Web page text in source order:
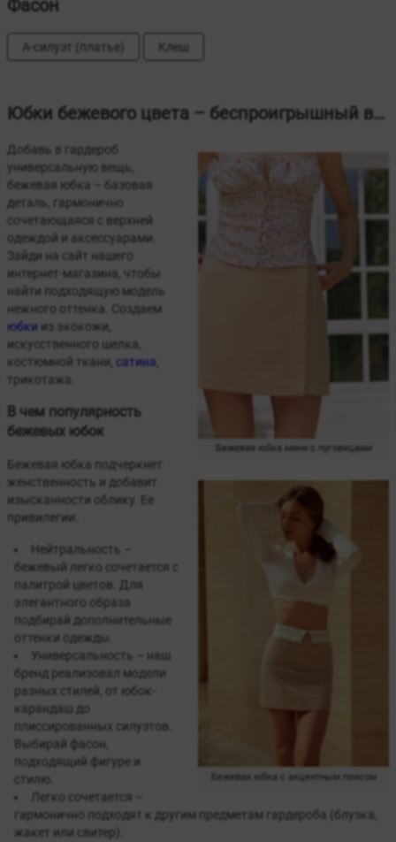
Фасон
А-силуэт (платье) Клеш
Юбки бежевого цвета – беспроигрышный вариант
Бежевая юбка мини с пуговицами
Добавь в гардероб
универсальную вещь,
бежевая юбка – базовая
деталь, гармонично
сочетающаяся с верхней
одеждой и аксессуарами.
Зайди на сайт нашего
интернет-магазина, чтобы
найти подходящую модель
нежного оттенка. Создаем
юбки из экокожи,
искусственного шелка,
костюмной ткани, сатина
трикотажа.
В чем популярность
бежевых юбок
Бежевая юбка с акцентным поясом
Бежевая юбка подчеркнет
женственность и добавит
изысканности облику. Ее
привилегии:
Нейтральность –
бежевый легко сочетается с
палитрой цветов. Для
элегантного образа
подбирай дополнительные
оттенки одежды.
Универсальность – наш
бренд реализовал модели
разных стилей, от юбок-
карандаш до
плиссированных силуэтов.
Выбирай фасон,
подходящий фигуре и
стилю.
Легко сочетается –
гармонично подходят к другим предметам гардероба (блузка,
жакет или свитер).